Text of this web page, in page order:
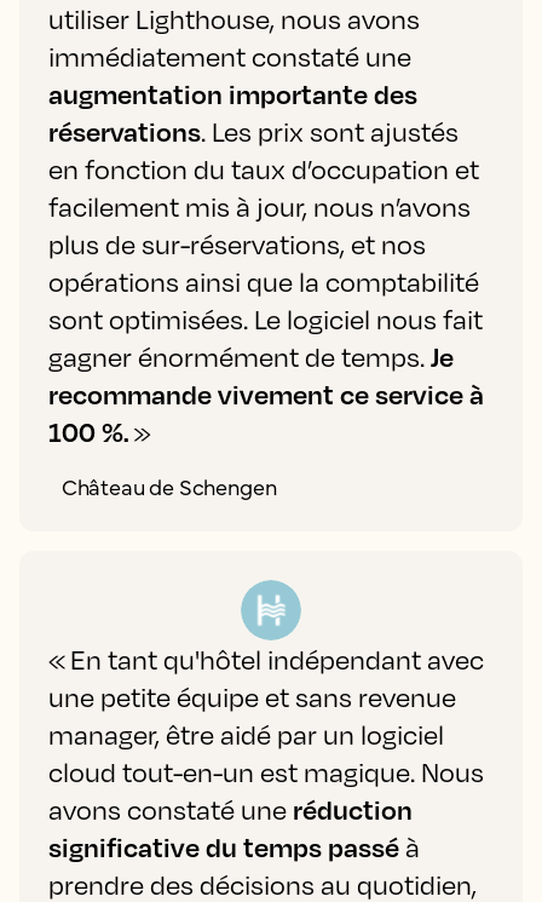
utiliser Lighthouse, nous avons
immédiatement constaté une
augmentation importante des
réservations. Les prix sont ajustés
en fonction du taux d’occupation et
facilement mis à jour, nous n’avons
plus de sur-réservations, et nos
opérations ainsi que la comptabilité
sont optimisées. Le logiciel nous fait
gagner énormément de temps.Je
recommande vivement ce service à
100 %.»
Château de Schengen
« En tant qu'hôtel indépendant avec
une petite équipe et sans revenue
manager, être aidé par un logiciel
cloud tout-en-un est magique. Nous
avons constaté une réduction
significative du temps passé à
prendre des décisions au quotidien,